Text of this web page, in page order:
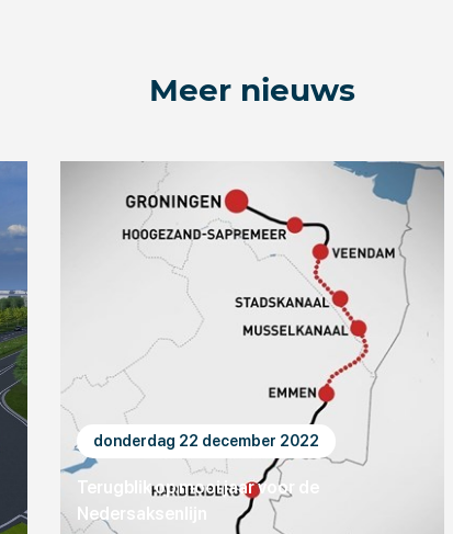
Meer nieuws
donderdag 22 december 2022
Terugblik op mooi jaar voor de
Nedersaksenlijn